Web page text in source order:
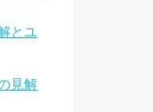
とユ
見解